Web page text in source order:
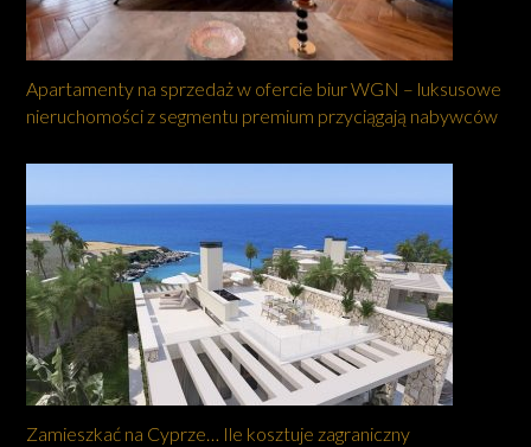
Apartamenty na sprzedaż w ofercie biur WGN – luksusowe
nieruchomości z segmentu premium przyciągają nabywców
Zamieszkać na Cyprze… Ile kosztuje zagraniczny